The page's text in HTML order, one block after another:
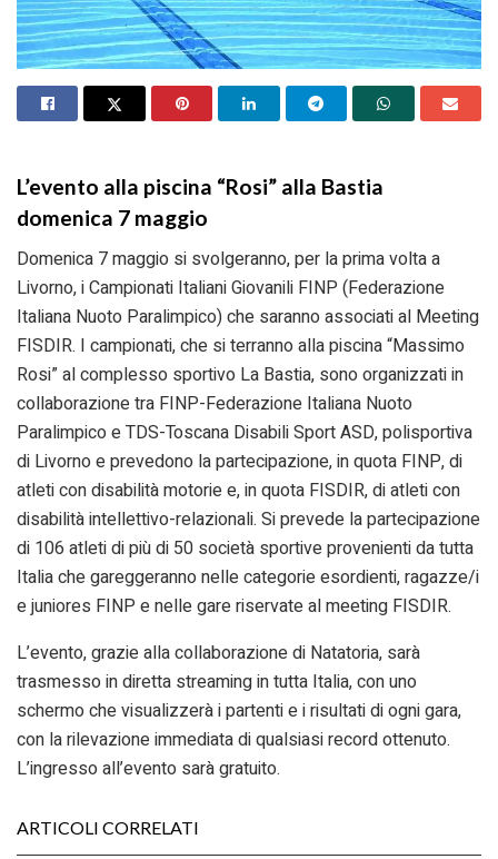
L’evento alla piscina “Rosi” alla Bastia
domenica 7 maggio
Domenica 7 maggio si svolgeranno, per la prima volta a
Livorno, i Campionati Italiani Giovanili FINP (Federazione
Italiana Nuoto Paralimpico) che saranno associati al Meeting
FISDIR. I campionati, che si terranno alla piscina “Massimo
Rosi” al complesso sportivo La Bastia, sono organizzati in
collaborazione tra FINP-Federazione Italiana Nuoto
Paralimpico e TDS-Toscana Disabili Sport ASD, polisportiva
di Livorno e prevedono la partecipazione, in quota FINP, di
atleti con disabilità motorie e, in quota FISDIR, di atleti con
disabilità intellettivo-relazionali. Si prevede la partecipazione
di 106 atleti di più di 50 società sportive provenienti da tutta
Italia che gareggeranno nelle categorie esordienti, ragazze/i
e juniores FINP e nelle gare riservate al meeting FISDIR.
L’evento, grazie alla collaborazione di Natatoria, sarà
trasmesso in diretta streaming in tutta Italia, con uno
schermo che visualizzerà i partenti e i risultati di ogni gara,
con la rilevazione immediata di qualsiasi record ottenuto.
L’ingresso all’evento sarà gratuito.
ARTICOLI CORRELATI